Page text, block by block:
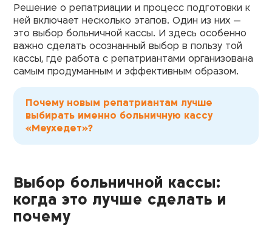
Решение о репатриации и процесс подготовки к
ней включает несколько этапов. Один из них —
это выбор больничной кассы. И здесь особенно
важно сделать осознанный выбор в пользу той
кассы, где работа с репатриантами организована
самым продуманным и эффективным образом.
Почему новым репатриантам лучше
выбирать именно больничную кассу
«Меухедет»?
Выбор больничной кассы:
когда это лучше сделать и
почему